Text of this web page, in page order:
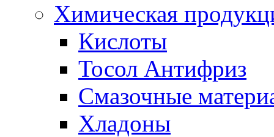
Химическая
Кислоты
Тосол Антифриз
Смазочные
Хладоны